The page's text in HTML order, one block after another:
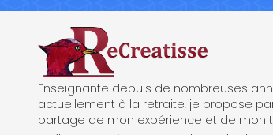
ReCreatisse
Enseignante depuis de nombreuses
actuellement à la retraite, je propose
partage de mon expérience et de mon